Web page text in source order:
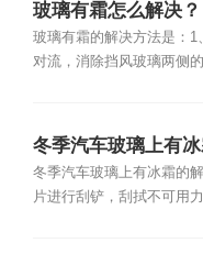
玻璃有霜怎么解决？
玻璃有霜的解决方法是：
对流，消除挡风玻璃两侧
冬季汽车玻璃上有
冬季汽车玻璃上有冰霜的
片进行刮铲，刮拭不可用